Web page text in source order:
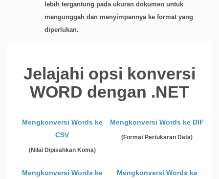
lebih tergantung pada ukuran dokumen untuk
mengunggah dan menyimpannya ke format yang
diperlukan.
Jelajahi opsi konversi
WORD dengan .NET
Mengkonversi Words ke
CSV
(Nilai Dipisahkan Koma)
Mengkonversi Words ke DIF
(Format Pertukaran Data)
Mengkonversi Words ke
Mengkonversi Words ke